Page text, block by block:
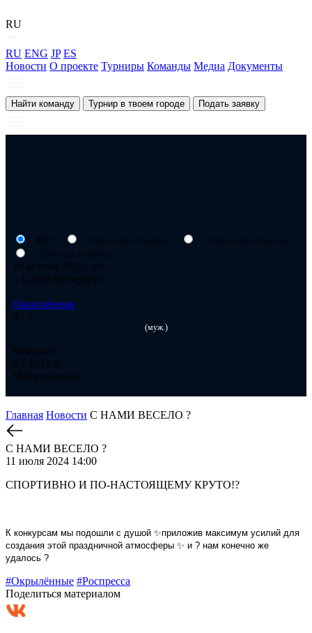
RU
RU ENG JP ES
Новости О проекте Турниры Команды Медиа Документы
Найти команду Турнир в твоем городе Подать заявку
Все
19 апреля 16:15, сб
г. Санкт-Петербург
Окрылённые
2 - 1
(муж.)
Монолит
0:1 0:0 2:0
Матч окончен
Главная Новости С НАМИ ВЕСЕЛО ?
С НАМИ ВЕСЕЛО ?
11 июля 2024 14:00
СПОРТИВНО И ПО-НАСТОЯЩЕМУ КРУТО!?
К конкурсам мы подошли с душой ✨приложив максимум усилий для
создания этой праздничной атмосферы ✨ и ? нам конечно же
удалось ?
#Окрылённые #Роспресса
Поделиться материалом